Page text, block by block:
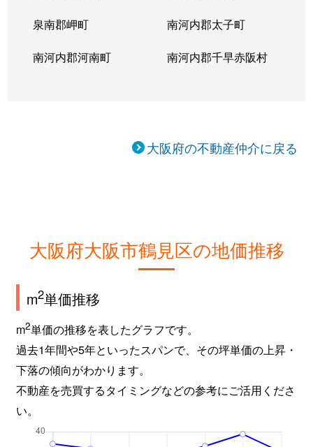
泉南郡岬町 南河内郡太子町
南河内郡河南町 南河内郡千早赤阪村
大阪府の不動産仲介に戻る
大阪府大阪市鶴見区の地価推移
m2単価推移
m2単価の推移を表したグラフです。
過去1年間や5年といったスパンで、その坪単価の上昇・
下落の傾向がわかります。
不動産を売買するタイミングなどの参考にご活用くださ
い。